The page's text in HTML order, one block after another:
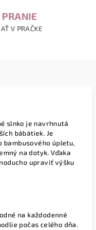
V PRAČKE
slnko je navrhnutá
bábätiek. Je
bambusového úpletu,
na dotyk. Vďaka
upraviť výšku
na každodenné
počas celého dňa.